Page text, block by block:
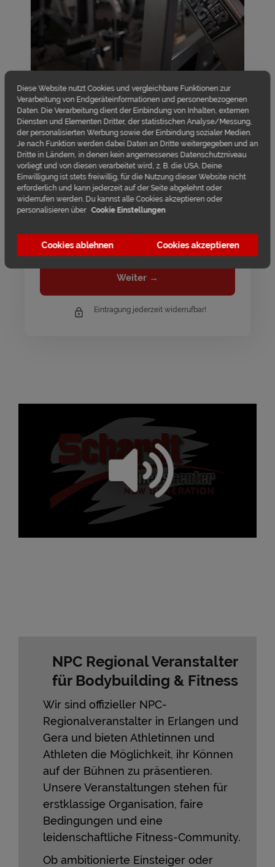
JETZT MITGLIED WERDEN
Trage jetzt hier deine Daten ein...
Vorname
Nachname
Weiter →
Eintragung jederzeit widerrufbar!
21.39%
Rate
NPC Regional Veranstalter
für Bodybuilding & Fitness
Wir sind offizieller NPC-
Regionalveranstalter in Erlangen und
Gera und bieten Athletinnen und
Athleten die Möglichkeit, ihr Können
auf der Bühnen zu präsentieren.
Unsere Veranstaltungen stehen für
erstklassige Organisation, faire
Bedingungen und eine
leidenschaftliche Fitness-Community.
Ob ambitionierte Einsteiger oder
Diese Website nutzt Cookies und vergleichbare Funktionen zur
Verarbeitung von Endgeräteinformationen und personenbezogenen
Daten. Die Verarbeitung dient der Einbindung von Inhalten, externen
Diensten und Elementen Dritter, der statistischen Analyse/Messung,
der personalisierten Werbung sowie der Einbindung sozialer Medien.
Je nach Funktion werden dabei Daten an Dritte weitergegeben und an
Dritte in Ländern, in denen kein angemessenes Datenschutzniveau
vorliegt und von diesen verarbeitet wird, z. B. die USA. Deine
Einwilligung ist stets freiwillig, für die Nutzung dieser Website nicht
erforderlich und kann jederzeit auf der Seite abgelehnt oder
widerrufen werden. Du kannst alle Cookies akzeptieren oder
personalisieren über Cookie Einstellungen
Cookies ablehnen Cookies akzeptieren